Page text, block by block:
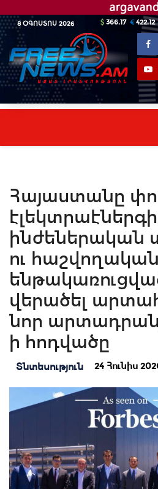
8 ՕԳՈՍՏՈՍ 2026 366.17 422.12
Հայաստանը
ինժեներական
ու հաշվողական
վերածել
նոր
ի հոդվածը
Տնտեսություն 24 Հունիս